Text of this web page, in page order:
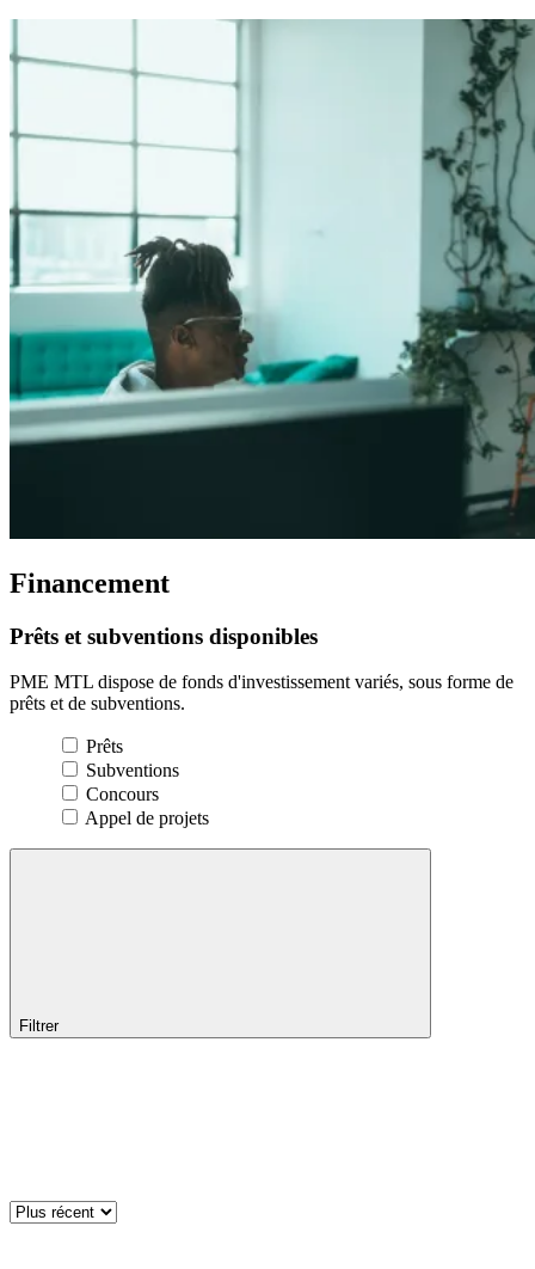
Financement
Prêts et subventions disponibles
PME MTL dispose de fonds d'investissement variés, sous forme de
prêts et de subventions.
Prêts
Subventions
Concours
Appel de projets
Filtrer